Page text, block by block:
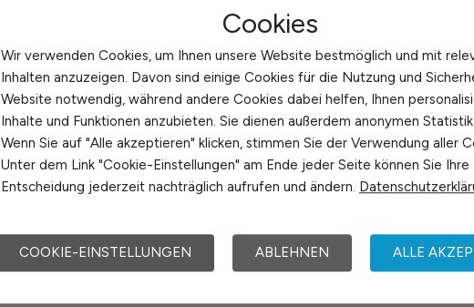
Cookies
Wir verwenden Cookies, um Ihnen unsere Website bestmöglich und mit
Inhalten anzuzeigen. Davon sind einige Cookies für die Nutzung und
Website notwendig, während andere Cookies dabei helfen, Ihnen
Inhalte und Funktionen anzubieten. Sie dienen außerdem anonymen
Wenn Sie auf "Alle akzeptieren" klicken, stimmen Sie der Verwendung aller
Unter dem Link "Cookie-Einstellungen" am Ende jeder Seite können Sie Ihre
Entscheidung jederzeit nachträglich aufrufen und ändern.
COOKIE-EINSTELLUNGEN ABLEHNEN ALLE